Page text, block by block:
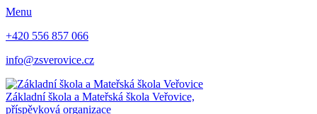
Menu
+420 556 857 066
info@zsverovice.cz
Základní škola a Mateřská škola Veřovice,
příspěvková organizace